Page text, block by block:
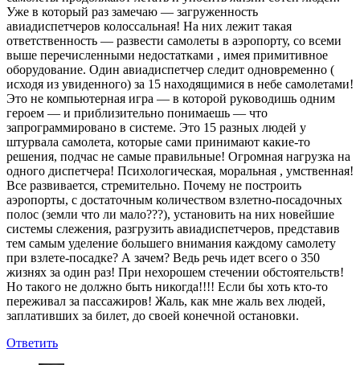
Уже в который раз замечаю — загруженность
авиадиспетчеров колоссальная! На них лежит такая
ответственность — развести самолеты в аэропорту, со всеми
выше перечисленными недостатками , имея примитивное
оборудование. Один авиадиспетчер следит одновременно (
исходя из увиденного) за 15 находящимися в небе самолетами!
Это не компьютерная игра — в которой руководишь одним
героем — и приблизительно понимаешь — что
запрограммировано в системе. Это 15 разных людей у
штурвала самолета, которые сами принимают какие-то
решения, подчас не самые правильные! Огромная нагрузка на
одного диспетчера! Психологическая, моральная , умственная!
Все развивается, стремительно. Почему не построить
аэропорты, с достаточным количеством взлетно-посадочных
полос (земли что ли мало???), установить на них новейшие
системы слежения, разгрузить авиадиспетчеров, представив
тем самым уделение большего внимания каждому самолету
при взлете-посадке? А зачем? Ведь речь идет всего о 350
жизнях за один раз! При нехорошем стечении обстоятельств!
Но такого не должно быть никогда!!!! Если бы хоть кто-то
переживал за пассажиров! Жаль, как мне жаль вех людей,
заплативших за билет, до своей конечной остановки.
Ответить